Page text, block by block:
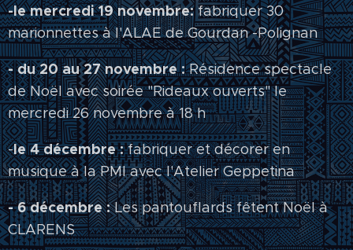
-le mercredi 19 novembre:fabriquer 30
marionnettes à l'ALAE de Gourdan -Polignan
- du 20 au 27 novembre :Résidence spectacle
de Noël avec soirée "Rideaux ouverts" le
mercredi 26 novembre à 18 h
-le 4 décembre :fabriquer et décorer en
musique à la PMI avec l'Atelier Geppetina
- 6 décembre :Les pantouflards fêtent Noël à
CLARENS